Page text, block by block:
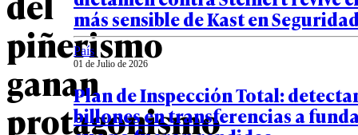
piñerismo
ganan
protagonismo
más sensible de Kast en
País
01 de Julio de 2026
Plan de Inspección Total:
billones en transferencias a